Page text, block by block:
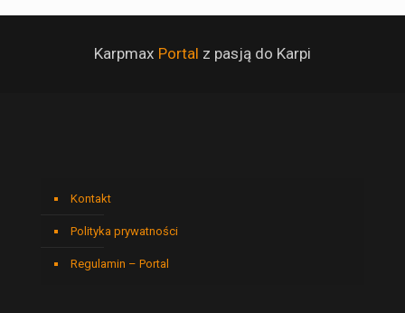
Karpmax Portal z pasją do Karpi
Kontakt
Polityka prywatności
Regulamin – Portal